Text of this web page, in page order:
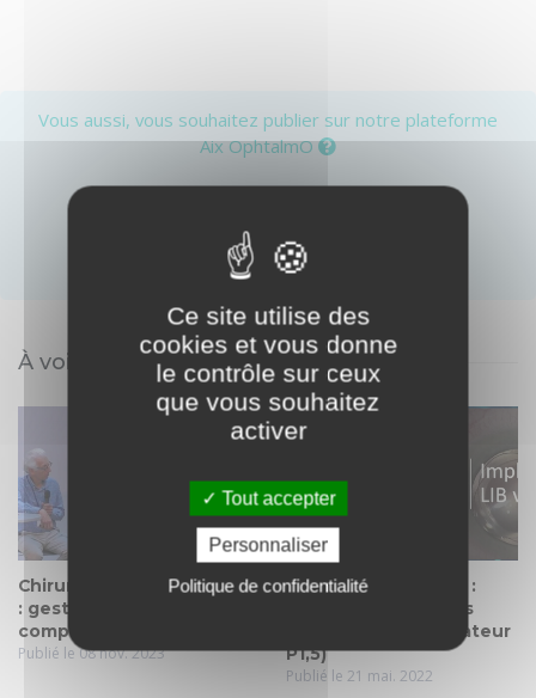
Vous aussi, vous souhaitez publier sur notre plateforme
Aix OphtalmO
Créer un compte ou Identifiez-vous
À voir également
Chirurgie de la cataracte
: gestion antérieure des
complications
Publié le 08 nov. 2023
La beauté du geste :
implantation intra vs
inter-capsulaire (orateur
P1,5)
Publié le 21 mai. 2022
Ce site utilise des
cookies et vous donne
le contrôle sur ceux
que vous souhaitez
activer
Tout accepter
Personnaliser
Politique de confidentialité